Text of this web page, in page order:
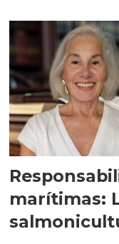
marítimas: